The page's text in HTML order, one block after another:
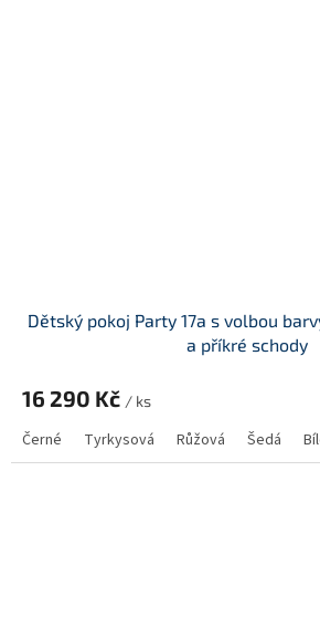
Dětský pokoj Party 17a s volbou
a příkré schody
16 290 Kč / ks
Černé Tyrkysová Růžová Šedá